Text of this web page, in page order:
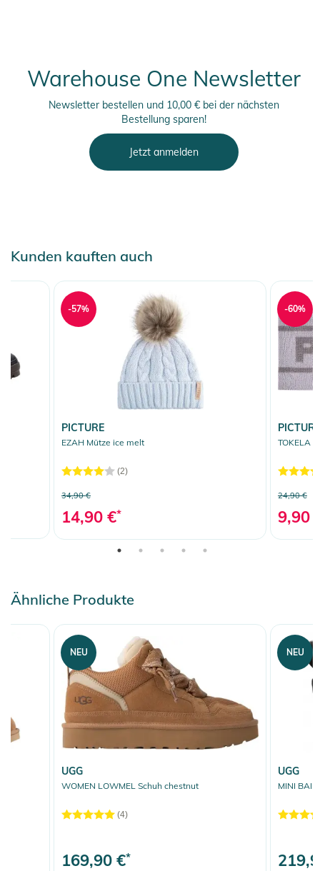
Warehouse One Newsletter
Newsletter bestellen und 10,00 € bei der nächsten
Bestellung sparen!
Jetzt anmelden
Kunden kauften auch
PICTURE
EZAH Mütze ice melt
(2)
34,90 €
14,90 €*
-57%
PICTURE
TOKELA
24,90 €
9,90
-60%
Ähnliche Produkte
UGG
WOMEN LOWMEL Schuh chestnut
(4)
169,90 €*
NEU
UGG
MINI
NEU